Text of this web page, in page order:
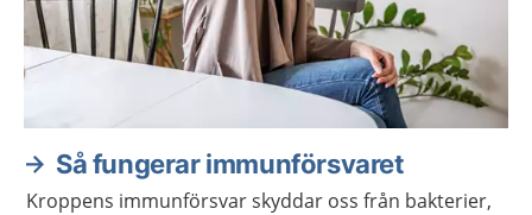
Så fungerar immunförsvaret
Kroppens immunförsvar skyddar oss från bakterier,